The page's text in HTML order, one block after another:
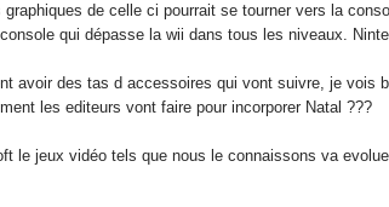
de celle ci pourrait se tourner vers la
qui dépasse la wii dans tous les niveaux.
avoir des tas d accessoires qui vont suivre, je vois
les editeurs vont faire pour incorporer Natal ???
le jeux vidéo tels que nous le connaissons va